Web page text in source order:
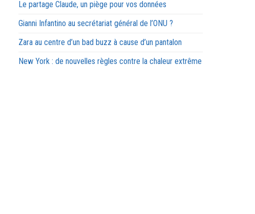
Le partage Claude, un piège pour vos données
Gianni Infantino au secrétariat général de l’ONU ?
Zara au centre d’un bad buzz à cause d’un pantalon
New York : de nouvelles règles contre la chaleur extrême